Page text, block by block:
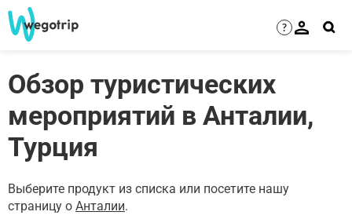
?
Обзор туристических
мероприятий в Анталии,
Турция
Выберите продукт из списка или посетите нашу
страницу о Анталии.